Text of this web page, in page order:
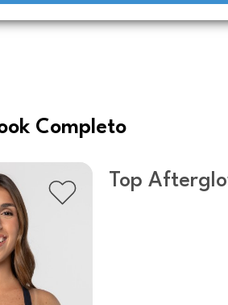
Completo
Top